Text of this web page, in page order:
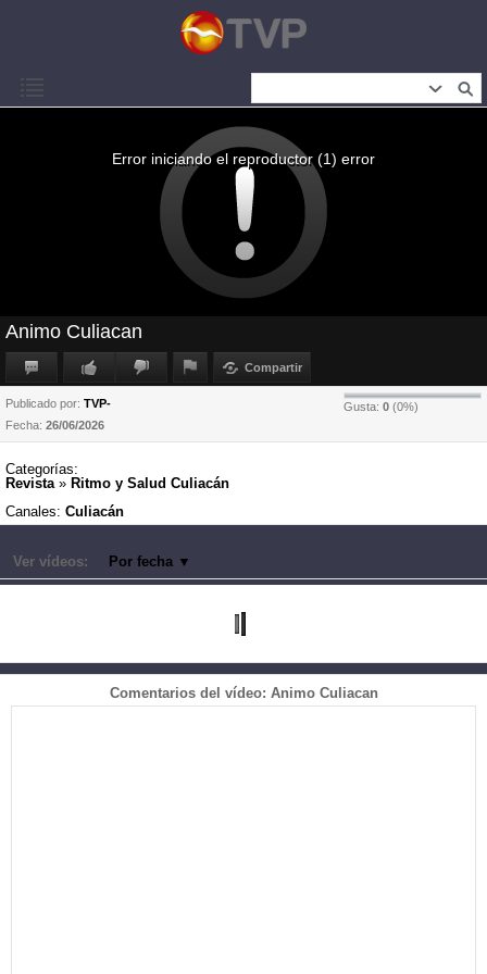
Error iniciando el reproductor (1) error
Animo Culiacan
Compartir
Gusta: 0 (0%)
Publicado por: TVP-
Fecha: 26/06/2026
Categorías:
Revista » Ritmo y Salud Culiacán
Canales: Culiacán
Ver vídeos: Por fecha ▼
Comentarios del vídeo: Animo Culiacan